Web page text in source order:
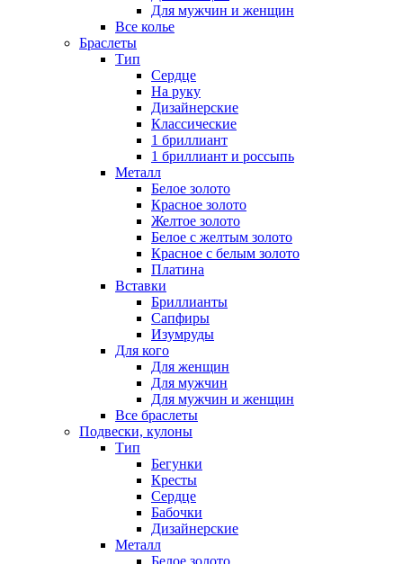
Для мужчин и женщин
Все колье
Браслеты
Тип
Сердце
На руку
Дизайнерские
Классические
1 бриллиант
1 бриллиант и россыпь
Металл
Белое золото
Красное золото
Желтое золото
Белое с желтым золото
Красное с белым золото
Платина
Вставки
Бриллианты
Сапфиры
Изумруды
Для кого
Для женщин
Для мужчин
Для мужчин и женщин
Все браслеты
Подвески, кулоны
Тип
Бегунки
Кресты
Сердце
Бабочки
Дизайнерские
Металл
Белое золото